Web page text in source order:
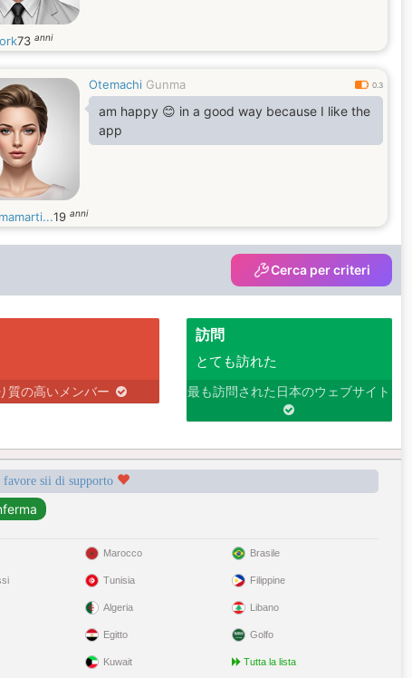
73 anni
Otemachi Gunma 0.3
am happy 😊 in a good way because I like the
app
19 anni
Cerca per criteri
質の高いメンバー
訪問
とても訪れた
最も訪問された日本のウェブサイト
sii di supporto
Marocco
Tunisia
Algeria
Egitto
Kuwait
Brasile
Filippine
Libano
Golfo
Tutta la lista